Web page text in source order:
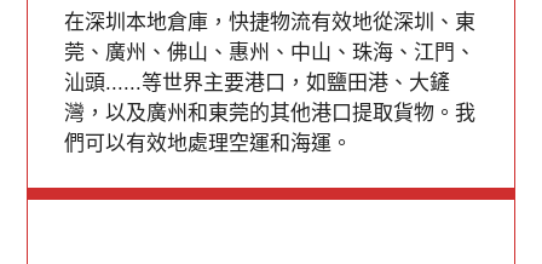
在深圳本地倉庫，快捷物流有效地從深圳、東
莞、廣州、佛山、惠州、中山、珠海、江門、
汕頭......等世界主要港口，如鹽田港、大鏟
灣，以及廣州和東莞的其他港口提取貨物。我
們可以有效地處理空運和海運。